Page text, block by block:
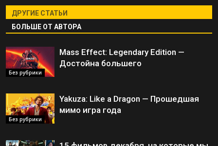
ДРУГИЕ СТАТЬИ
БОЛЬШЕ ОТ АВТОРА
Без рубрики
Mass Effect: Legendary Edition —
Достойна большего
Без рубрики
Yakuza: Like a Dragon — Прошедшая
мимо игра года